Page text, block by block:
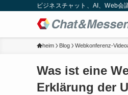
ビジネスチャット、AI、Web
heim Blog Webkonferenz-
Was ist eine
Erklärung der